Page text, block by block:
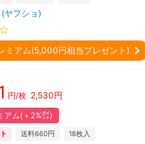
ヤフショ)
ミアム(5,000円相当プレゼント)
円/枚 2,530円
アム(＋2%㌽)
送料660円 18枚入